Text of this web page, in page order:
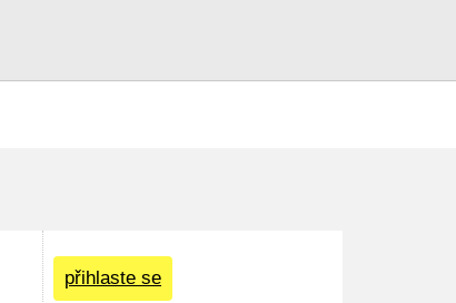
přihlaste se